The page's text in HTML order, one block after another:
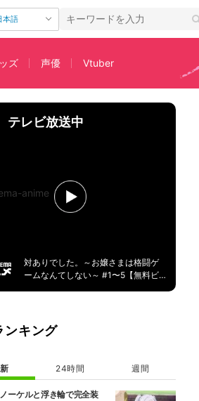
本語
ズ 声優 Vtuber
声続々
テレビ放送中
対ありでした。～お嬢さまは格闘ゲ
ームなんてしない～ #1〜5【無料ビ
ンキング
24時間 週間
ーケルと浮き輪で完全装